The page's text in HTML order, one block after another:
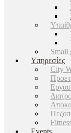
Small
Υπηρεσίες
City